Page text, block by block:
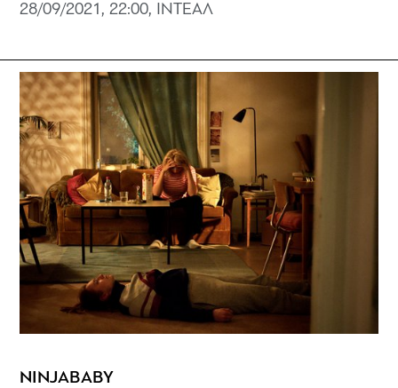
28/09/2021, 22:00, ΙΝΤΕΑΛ
NINJABABY